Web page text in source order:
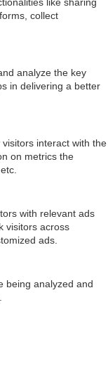
collect
analyze the key
in delivering a better
interact with the
on metrics the
with relevant ads
visitors across
ads.
being analyzed and